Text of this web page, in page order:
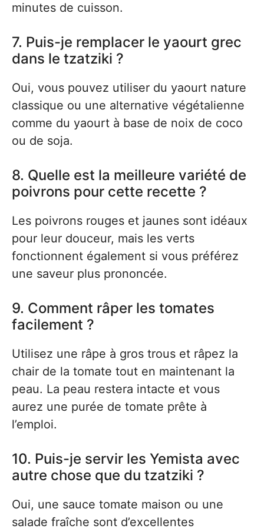
minutes de cuisson.
7. Puis-je remplacer le yaourt grec
dans le tzatziki ?
Oui, vous pouvez utiliser du yaourt nature
classique ou une alternative végétalienne
comme du yaourt à base de noix de coco
ou de soja.
8. Quelle est la meilleure variété de
poivrons pour cette recette ?
Les poivrons rouges et jaunes sont idéaux
pour leur douceur, mais les verts
fonctionnent également si vous préférez
une saveur plus prononcée.
9. Comment râper les tomates
facilement ?
Utilisez une râpe à gros trous et râpez la
chair de la tomate tout en maintenant la
peau. La peau restera intacte et vous
aurez une purée de tomate prête à
l’emploi.
10. Puis-je servir les Yemista avec
autre chose que du tzatziki ?
Oui, une sauce tomate maison ou une
salade fraîche sont d’excellentes